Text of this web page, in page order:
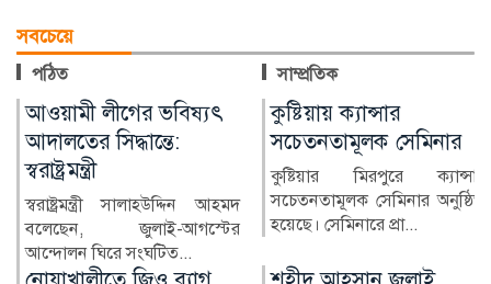
সবচেয়ে
পঠিত সাম্প্রতিক
কুষ্টিয়ায় ক্যান্সার
সচেতনতামূলক সেমিনার
কুষ্টিয়ার মিরপুরে ক্যান্সার
সচেতনতামূলক সেমিনার অনুষ্ঠিত
হয়েছে। সেমিনারে প্রা...
লাখ টাকার ফল-নাস্তা নিয়ে
সাবেক ইউএনওকে ঘিরে
প্রশ্ন
কুষ্টিয়ার মিরপুর উপজেলার সাবেক
নির্বাহী কর্মকর্তা (ইউএনও)